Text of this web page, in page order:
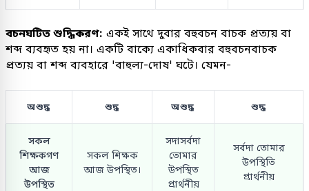
বচনঘটিত শুদ্ধিকরণ: একই সাথে দুবার বহুবচন বাচক প্রত্যয় বা
শব্দ ব্যবহৃত হয় না। একটি বাক্যে একাধিকবার বহুবচনবাচক
প্রত্যয় বা শব্দ ব্যবহারে 'বাহুল্য-দোষ' ঘটে। যেমন-
অশুদ্ধ শুদ্ধ অশুদ্ধ শুদ্ধ
সকল
শিক্ষকগণ
আজ
উপস্থিত
সকল শিক্ষক
আজ উপস্থিত।
সদাসর্বদা
তোমার
উপস্থিত
প্রার্থনীয়
সর্বদা তোমার
উপস্থিতি
প্রার্থনীয়